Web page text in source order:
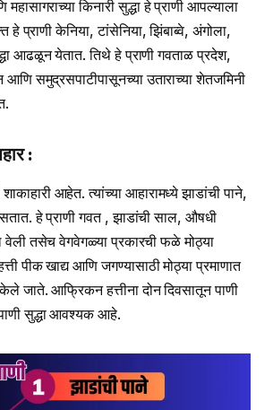
महासागराच्या किनारी सुद्धा हे प्राणी आपल्याला
हे प्राणी केनिया, टांसेनिया, झिंबाब्वे, अंगोला,
आढळून येतात. तिथे हे प्राणी गवताळ प्रदेश,
समुद्रसपाटीपासूनच्या उताराच्या शेतजमिनी
:
आहेत. त्यांच्या आहारामध्ये झाडांची पाने,
हे प्राणी गवत , झाडांची साल, औषधी
वेली तसेच वेगवेगळ्या प्रकारची फळे मोठ्या
पीक खाद्य आणि जगण्यासाठी मोठ्या प्रमाणात
केले जाते. आफ्रिकन हत्तीना दोन दिवसातून पाणी
सुद्धा आवश्यक आहे.